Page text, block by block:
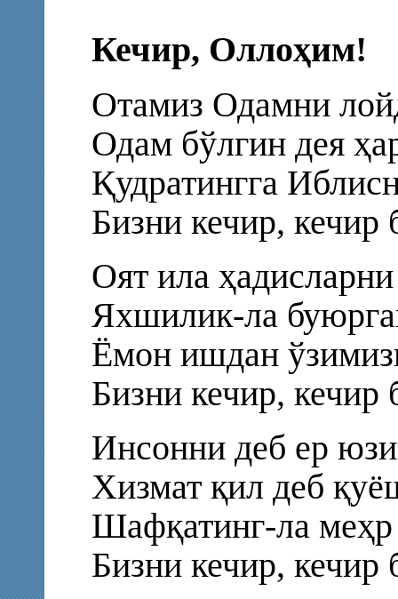
Кечир, Оллоҳим!
Отамиз Одамни
Одам бўлгин дея
Қудратингга
Бизни кечир,
Оят ила
Яхшилик-ла
Ёмон ишдан
Бизни кечир,
Инсонни деб ер
Хизмат қил деб
Шафқатинг-ла меҳр
Бизни кечир,